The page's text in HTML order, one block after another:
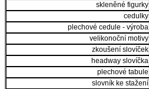
skleněné figurky
cedulky
plechové cedule - výroba
velikonoční motivy
zkoušení slovíček
headway slovíčka
plechové tabule
slovník ke stažení